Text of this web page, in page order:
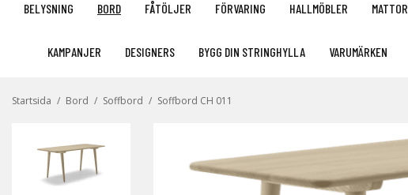
BELYSNING BORD FÅTÖLJER FÖRVARING HALLMÖBLER MATTOR
KAMPANJER DESIGNERS BYGG DIN STRINGHYLLA VARUMÄRKEN
Startsida / Bord / Soffbord / Soffbord CH 011